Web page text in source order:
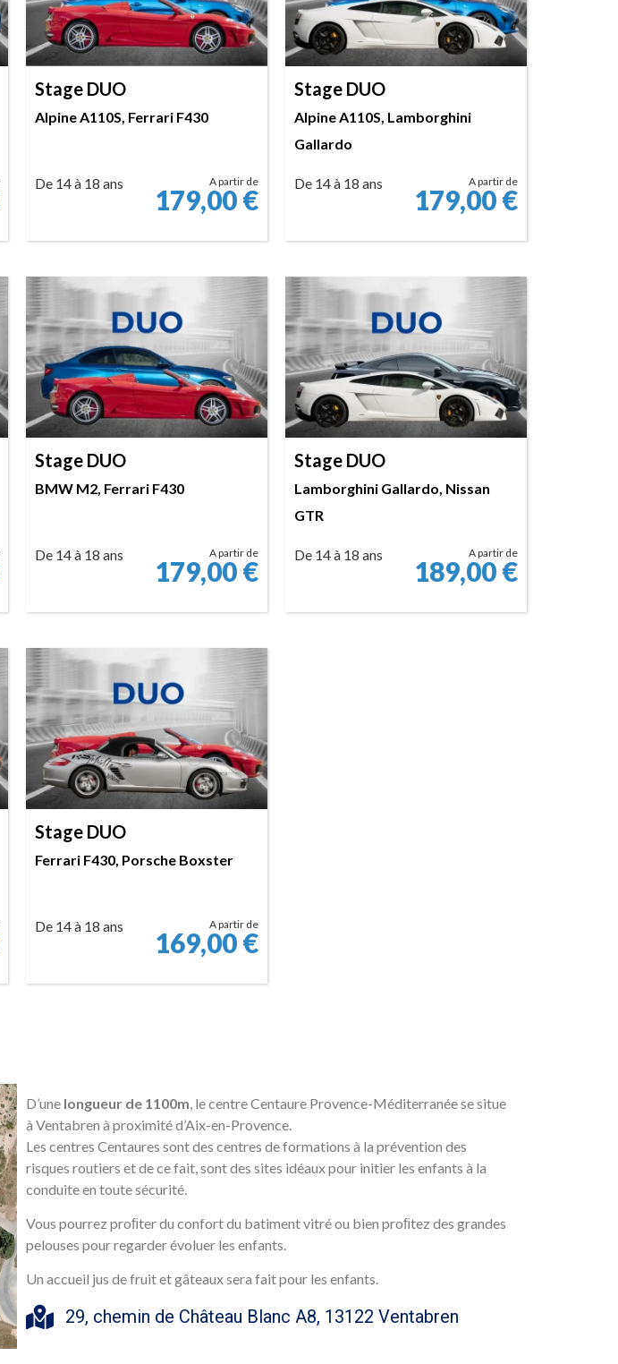
Stage DUO
Alpine A110S, Ferrari F430
De 14 à 18 ans A partir de
179,00€
Stage DUO
Alpine A110S, Lamborghini
Gallardo
De 14 à 18 ans A partir de
179,00€
Stage DUO
BMW M2, Ferrari F430
De 14 à 18 ans A partir de
179,00€
Stage DUO
Lamborghini Gallardo, Nissan
GTR
De 14 à 18 ans A partir de
189,00€
Stage DUO
Ferrari F430, Porsche Boxster
De 14 à 18 ans A partir de
169,00€
D’une longueur de 1100m , le centre Centaure Provence-Méditerranée se situe
à Ventabren à proximité d’Aix-en-Provence.
Les centres Centaures sont des centres de formations à la prévention des
risques routiers et de ce fait, sont des sites idéaux pour initier les enfants à la
conduite en toute sécurité.
Vous pourrez proﬁter du confort du batiment vitré ou bien proﬁtez des grandes
pelouses pour regarder évoluer les enfants.
Un accueil jus de fruit et gâteaux sera fait pour les enfants.
29, chemin de Château Blanc A8, 13122 Ventabren